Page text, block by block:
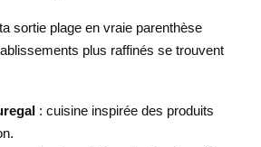
sortie plage en vraie parenthèse
plus raffinés se trouvent
: cuisine inspirée des produits